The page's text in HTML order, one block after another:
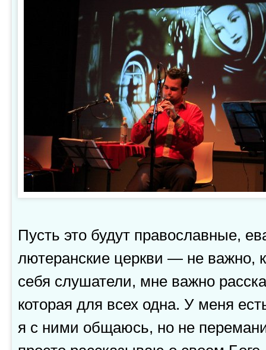
Пусть это будут православные,
лютеранские церкви — не важно,
себя слушатели, мне важно
которая для всех одна. У меня
я с ними общаюсь, но не